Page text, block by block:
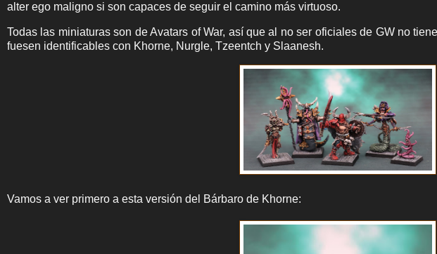
alter ego maligno si son capaces de seguir el camino más virtuoso.
Todas las miniaturas son de Avatars of War, así que al no ser oficiales de GW no
fuesen identificables con Khorne, Nurgle, Tzeentch y Slaanesh.
Vamos a ver primero a esta versión del Bárbaro de Khorne: